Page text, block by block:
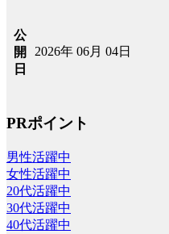
公
開
日
2026年 06月 04日
PRポイント
男性活躍中
女性活躍中
20代活躍中
30代活躍中
40代活躍中